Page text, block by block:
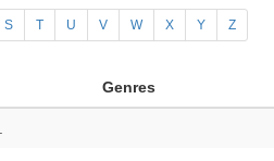
S T U V W X Y Z
Genres